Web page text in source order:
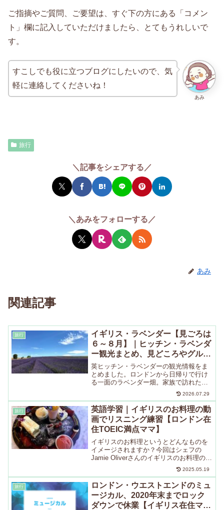
ご指摘やご質問、ご要望は、すぐ下の方にある「コメン
ト」欄に記入していただけましたら、とてもうれしいで
す。
あみ
すこしでも役に立つブログにしたいので、気
軽に連絡してくださいね！
旅行
＼記事をシェアする／
＼あみをフォローする／
あみ
関連記事
旅行
イギリス・ラベンダー【見ごろは
６～８月】｜ヒッチン・ラベンダ
ー観光まとめ、見どころやグルメ
を紹介【ロンドンから日帰りＯ
Ｋ】
英ヒッチン・ラベンダーの観光情報をま
とめました。ロンドンから日帰りで行け
る一面のラベンダー畑。家族で訪れた見
どころや近隣のカフェを紹介します。
2026.07.29
旅行
英語学習｜イギリスのお料理の動
画でリスニング練習【ロンドン在
住TOEIC満点ママ】
イギリスのお料理というとどんなものを
イメージされますか？今回はシェフの
Jamie Oliverさんのイギリスのお料理の動
画をご紹介したいと思います。リスニン
グ練習をしながらお料理も楽しめたら一
石二鳥ですよね！あみまずは、サイト運
営者「あみ」...
2025.05.19
旅行
ロンドン・ウエストエンドのミュ
ージカル、2020年末までロック
ダウンで休業【イギリス在住マ